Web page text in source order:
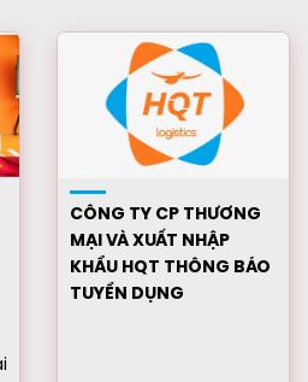
CÔNG TY CP THƯƠNG
MẠI VÀ XUẤT NHẬP
KHẨU HQT THÔNG BÁO
TUYỂN DỤNG